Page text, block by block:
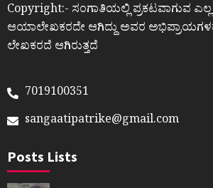
Copyright:- ಸಂಗಾತಿಯಲ್ಲಿ ಪ್ರಕಟವಾಗುವ ಎಲ್ಲ
ಆಯಾಲೇಖಕರದೇ ಆಗಿದ್ದು ಅವರ
ಲೇಖಕರದೆ ಆಗಿರುತ್ತದೆ
7019100351
sangaatipatrike@gmail.com
Posts Lists